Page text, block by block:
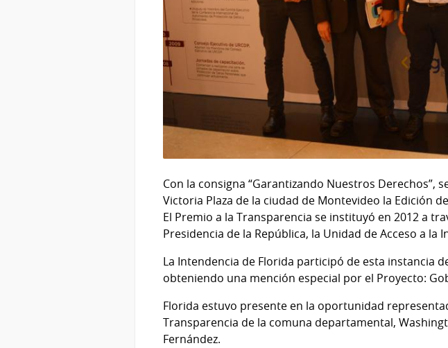
Con la consigna “Garantizando Nuestros Derechos”,
Victoria Plaza de la ciudad de Montevideo la Edición
El Premio a la Transparencia se instituyó en 2012 a
Presidencia de la República, la Unidad de Acceso a la
La Intendencia de Florida participó de esta instancia
obteniendo una mención especial por el Proyecto:
Florida estuvo presente en la oportunidad
Transparencia de la comuna departamental,
Fernández.